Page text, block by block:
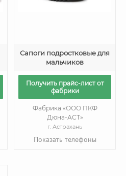
Сапоги подростковые для
мальчиков
Получить прайс-лист от
фабрики
Фабрика «ООО ПКФ
Дюна-АСТ»
г. Астрахань
Показать телефоны